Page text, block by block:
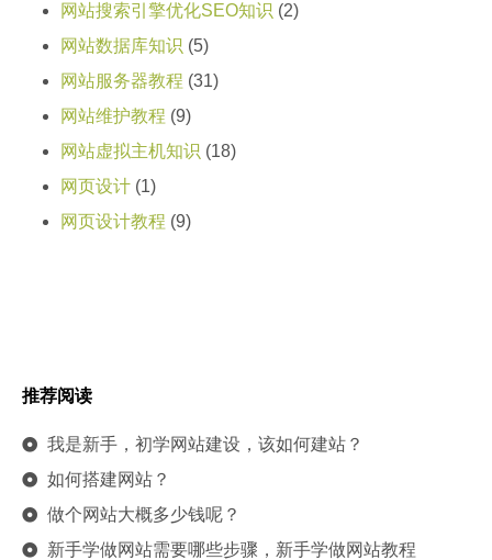
网站搜索引擎优化SEO知识 (2)
网站数据库知识 (5)
网站服务器教程 (31)
网站维护教程 (9)
网站虚拟主机知识 (18)
网页设计 (1)
网页设计教程 (9)
推荐阅读
我是新手，初学网站建设，该如何建站？
如何搭建网站？
做个网站大概多少钱呢？
新手学做网站需要哪些步骤，新手学做网站教程